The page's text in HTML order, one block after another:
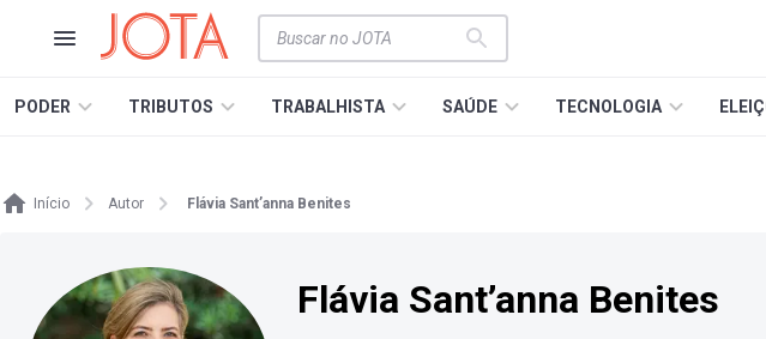
PODER TRIBUTOS TRABALHISTA SAÚDE TECNOLOGIA
Início Autor Flávia Sant’anna Benites
Flávia Sant’anna Benites